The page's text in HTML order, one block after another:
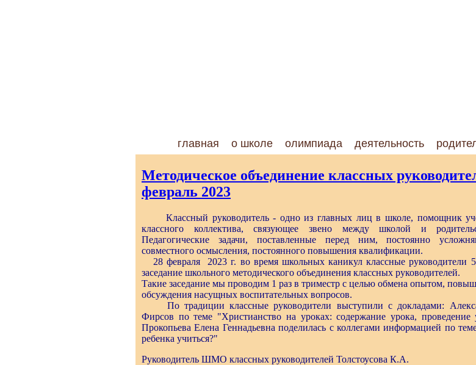
главная о школе олимпиада деятельность
Методическое объединение классных
февраль 2023
Классный руководитель - одно из главных лиц в школе, помощник
классного коллектива, связующее звено между школой и
Педагогические задачи, поставленные перед ним, постоянно
совместного осмысления, постоянного повышения квалификации.
28 февраля 2023 г. во время школьных каникул классные руководители
заседание школьного методического объединения классных руководителей.
Такие заседание мы проводим 1 раз в триместр с целью обмена опытом,
обсуждения насущных воспитательных вопросов.
По традиции классные руководители выступили с докладами:
Фирсов по теме "Христианство на уроках: содержание урока, проведение
Прокопьева Елена Геннадьевна поделилась с коллегами информацией по
ребенка учиться?"
Руководитель ШМО классных руководителей Толстоусова К.А.